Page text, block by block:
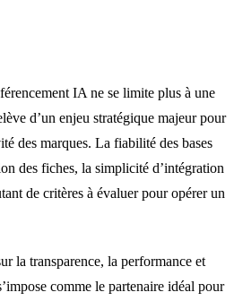
IA ne se limite plus à une
d’un enjeu stratégique majeur pour
des marques. La fiabilité des bases
des fiches, la simplicité d’intégration
de critères à évaluer pour opérer un
la transparence, la performance et
comme le partenaire idéal pour